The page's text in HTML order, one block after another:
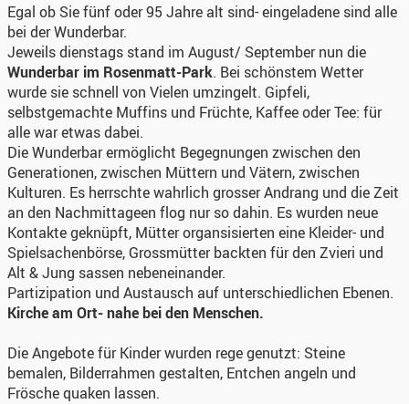
Egal ob Sie fünf oder 95 Jahre alt sind- eingeladene sind alle
bei der Wunderbar.
Jeweils dienstags stand im August/ September nun die
Wunderbar im Rosenmatt-Park. Bei schönstem Wetter
wurde sie schnell von Vielen umzingelt. Gipfeli,
selbstgemachte Muffins und Früchte, Kaffee oder Tee: für
alle war etwas dabei.
Die Wunderbar ermöglicht Begegnungen zwischen den
Generationen, zwischen Müttern und Vätern, zwischen
Kulturen. Es herrschte wahrlich grosser Andrang und die Zeit
an den Nachmittageen flog nur so dahin. Es wurden neue
Kontakte geknüpft, Mütter organsisierten eine Kleider- und
Spielsachenbörse, Grossmütter backten für den Zvieri und
Alt & Jung sassen nebeneinander.
Partizipation und Austausch auf unterschiedlichen Ebenen.
Kirche am Ort- nahe bei den Menschen.
Die Angebote für Kinder wurden rege genutzt: Steine
bemalen, Bilderrahmen gestalten, Entchen angeln und
Frösche quaken lassen.